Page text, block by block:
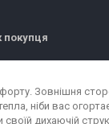
покупця
Зовнішня
ніби вас
дихаючій